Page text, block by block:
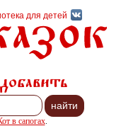
для детей
добавить
в сапогах.